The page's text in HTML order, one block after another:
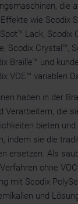
die
wie Scodix
Lack, Scodix
Scodix Crystal™,
Braille™ und
VDE™ variablen
haben in der
Verarbeitern, die
bieten und
indem sie die
ersetzen. Als
ohne
mit Scodix
und